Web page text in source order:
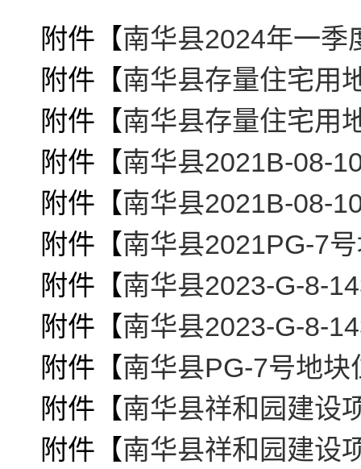
附件【南华县2024年一季
附件【南华县存量住宅用
附件【南华县存量住宅用
附件【南华县2021B-08-
附件【南华县2021B-08-
附件【南华县2021PG-7
附件【南华县2023-G-8-
附件【南华县2023-G-8-
附件【南华县PG-7号地块
附件【南华县祥和园建设
附件【南华县祥和园建设